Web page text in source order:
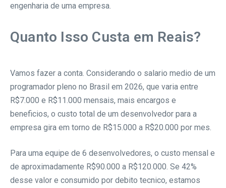
engenharia de uma empresa.
Quanto Isso Custa em Reais?
Vamos fazer a conta. Considerando o salario medio de um
programador pleno no Brasil em 2026, que varia entre
R$7.000 e R$11.000 mensais, mais encargos e
beneficios, o custo total de um desenvolvedor para a
empresa gira em torno de R$15.000 a R$20.000 por mes.
Para uma equipe de 6 desenvolvedores, o custo mensal e
de aproximadamente R$90.000 a R$120.000. Se 42%
desse valor e consumido por debito tecnico, estamos